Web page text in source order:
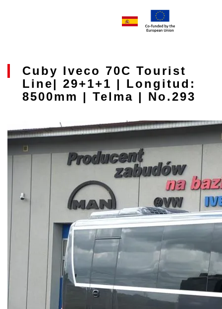
Cuby Iveco 70C Tourist
Line| 29+1+1 | Longitud:
8500mm | Telma | No.293